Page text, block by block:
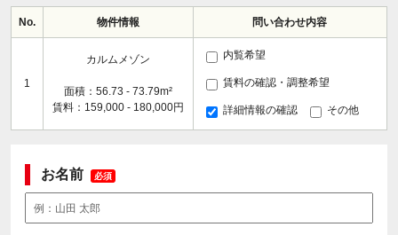
No. 物件情報 問い合わせ内容
1
カルムメゾン
面積：56.73 - 73.79m²
賃料：159,000 - 180,000円
内覧希望
賃料の確認・調整希望
詳細情報の確認 その他
お名前 必須